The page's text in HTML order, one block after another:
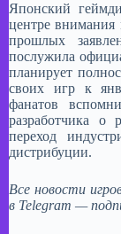
Японский
центре внимания
прошлых
послужила
планирует
своих игр к
фанатов
разработчика о
переход
дистрибуции.​
Все новости
в Telegram —